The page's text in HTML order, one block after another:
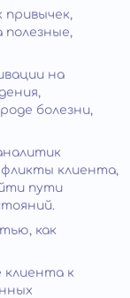
привычек,
на
болезни,
клиента,
пути
как
клиента к